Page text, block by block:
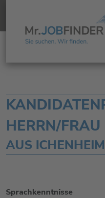
HERRN/FRAU
AUS ICHENHEIM
Sprachkenntnisse